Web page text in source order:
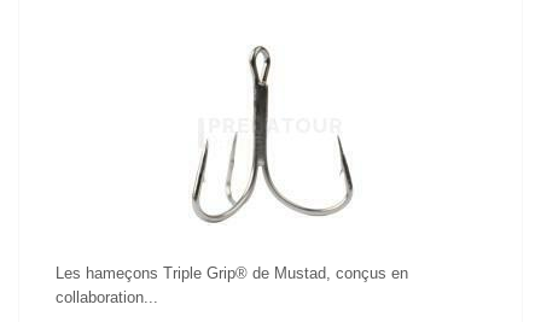
VOIR LE PRODUIT
Les hameçons Triple Grip® de Mustad, conçus en
collaboration...